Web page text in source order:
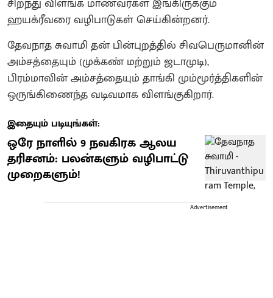
சிறந்து விளங்க மாணவர்கள் இங்கிருக்கும்
ஹயக்ரீவரை வழிபாடுகள் செய்கின்றனர்.
தேவநாத சுவாமி தன் பின்புறத்தில் சிவபெருமானின்
அம்சத்தையும் (முக்கண் மற்றும் ஜடாமுடி),
பிரம்மாவின் அம்சத்தையும் தாங்கி மும்மூர்த்திகளின்
ஒருங்கிணைந்த வடிவமாக விளங்குகிறார்.
இதையும் படியுங்கள்:
ஒரே நாளில் 9 நவகிரக ஆலய
தரிசனம்: பலன்களும் வழிபாட்டு
முறைகளும்!
Advertisement